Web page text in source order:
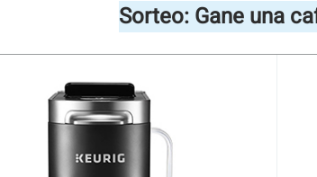
Sorteo: Gane una